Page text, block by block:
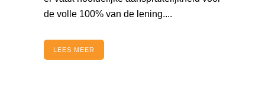
de volle 100% van de lening....
LEES MEER